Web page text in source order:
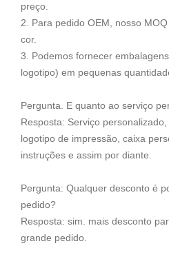
preço.
2. Para pedido OEM, nosso
cor.
3. Podemos fornecer
logotipo) em pequenas
Pergunta. E quanto ao serviço
Resposta: Serviço
logotipo de impressão, caixa
instruções e assim por diante.
Pergunta: Qualquer desconto é
pedido?
Resposta: sim. mais desconto
grande pedido.